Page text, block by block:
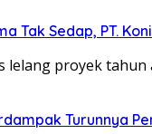
Tak Sedap, PT.
lelang proyek
Turunnya